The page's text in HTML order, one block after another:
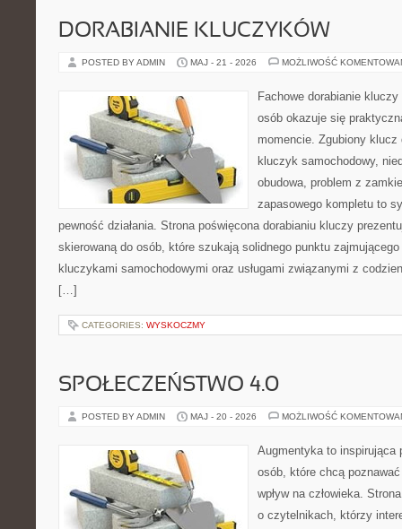
DORABIANIE KLUCZYKÓW
POSTED BY ADMIN MAJ - 21 - 2026 MOŻLIWOŚĆ
Fachowe dorabianie
osób okazuje się
momencie. Zgubiony
kluczyk samochodowy,
obudowa, problem z
zapasowego kompletu to
pewność działania. Strona poświęcona dorabianiu kluczy
skierowaną do osób, które szukają solidnego punktu
kluczykami samochodowymi oraz usługami związanymi z
[…]
CATEGORIES: WYSKOCZMY
SPOŁECZEŃSTWO 4.0
POSTED BY ADMIN MAJ - 20 - 2026 MOŻLIWOŚĆ
Augmentyka to inspirująca
osób, które chcą
wpływ na człowieka.
o czytelnikach, którzy